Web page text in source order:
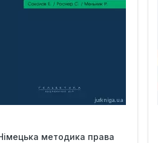
методика права